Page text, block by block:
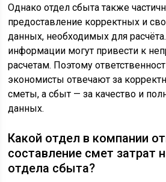
Однако отдел сбыта также
предоставление корректных и
данных, необходимых для
информации могут привести к
расчетам. Поэтому
экономисты отвечают за
сметы, а сбыт — за качество и
данных.
Какой отдел в компании
составление смет затрат
отдела сбыта?